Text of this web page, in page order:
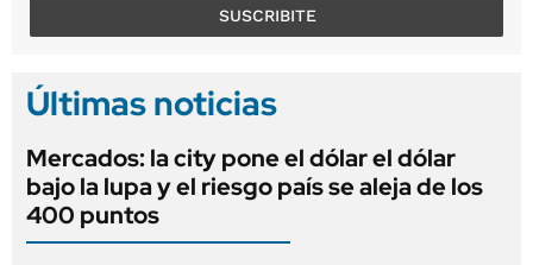
SUSCRIBITE
Últimas noticias
Mercados: la city pone el dólar el dólar
bajo la lupa y el riesgo país se aleja de los
400 puntos